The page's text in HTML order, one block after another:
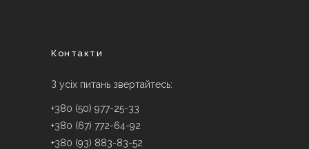
Контакти
З усіх питань звертайтесь:
+380 (50) 977-25-33
+380 (67) 772-64-92
+380 (93) 883-83-52